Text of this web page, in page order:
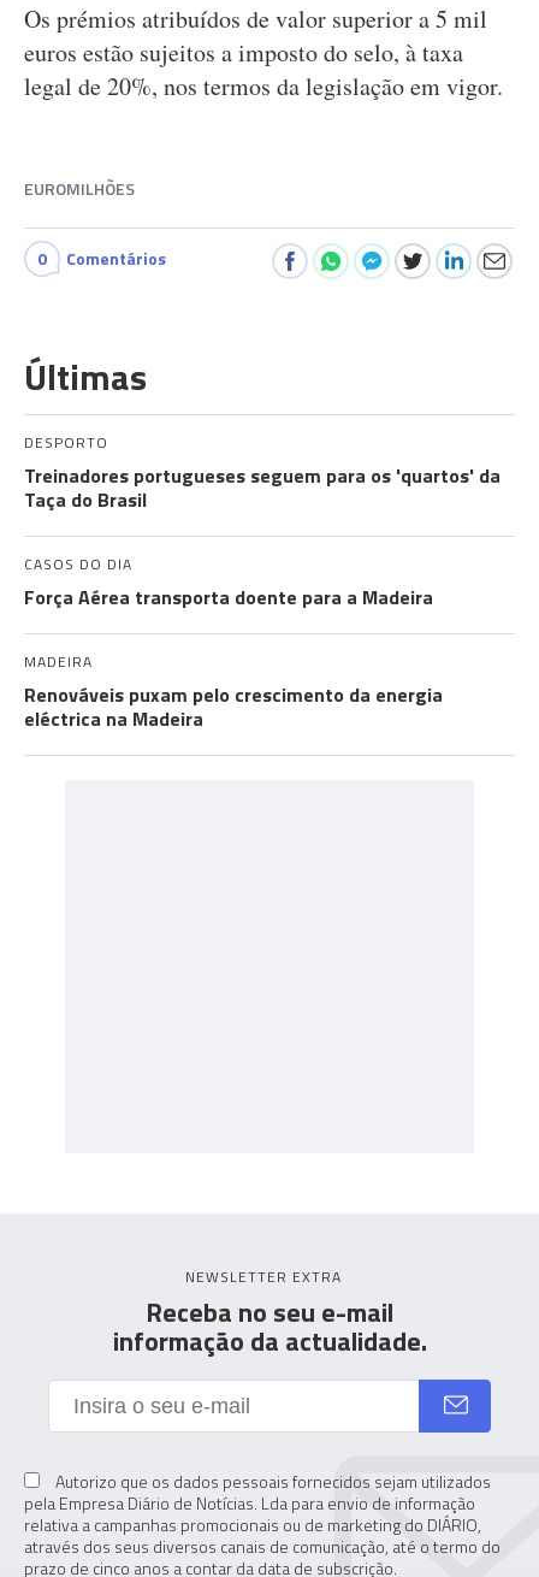
Os prémios atribuídos de valor superior a 5 mil
euros estão sujeitos a imposto do selo, à taxa
legal de 20%, nos termos da legislação em vigor.
EUROMILHÕES
0 Comentários
Últimas
DESPORTO
Treinadores portugueses seguem para os 'quartos' da
Taça do Brasil
CASOS DO DIA
Força Aérea transporta doente para a Madeira
MADEIRA
Renováveis puxam pelo crescimento da energia
eléctrica na Madeira
NEWSLETTER EXTRA
Receba no seu e-mail
informação da actualidade.
Autorizo que os dados pessoais fornecidos sejam utilizados
pela Empresa Diário de Notícias. Lda para envio de informação
relativa a campanhas promocionais ou de marketing do DIÁRIO,
através dos seus diversos canais de comunicação, até o termo do
prazo de cinco anos a contar da data de subscrição.